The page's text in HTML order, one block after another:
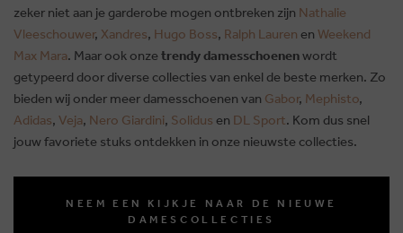
zeker niet aan je garderobe mogen ontbreken zijn Nathalie
Vleeschouwer, Xandres, Hugo Boss, Ralph Lauren en Weekend
Max Mara. Maar ook onze trendy damesschoenenwordt
getypeerd door diverse collecties van enkel de beste merken. Zo
bieden wij onder meer damesschoenen van Gabor, Mephisto,
Adidas, Veja, Nero Giardini, Solidus en DL Sport. Kom dus snel
jouw favoriete stuks ontdekken in onze nieuwste collecties.
NEEM EEN KIJKJE NAAR DE NIEUWE
DAMESCOLLECTIES